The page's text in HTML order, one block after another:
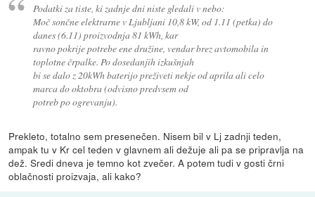
Podatki za tiste, ki zadnje dni niste gledali v nebo:
Moč sončne elektrarne v Ljubljani 10,8 kW, od 1.11 (petka) do
danes (6.11) proizvodnja 81 kWh, kar
ravno pokrije potrebe ene družine, vendar brez avtomobila in
toplotne črpalke. Po dosedanjih izkušnjah
bi se dalo z 20kWh baterijo preživeti nekje od aprila ali celo
marca do oktobra (odvisno predvsem od
potreb po ogrevanju).
Prekleto, totalno sem presenečen. Nisem bil v Lj zadnji teden,
ampak tu v Kr cel teden v glavnem ali dežuje ali pa se pripravlja na
dež. Sredi dneva je temno kot zvečer. A potem tudi v gosti črni
oblačnosti proizvaja, ali kako?